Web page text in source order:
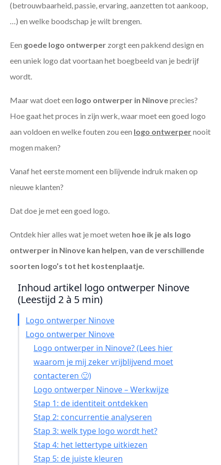
(betrouwbaarheid, passie, ervaring, aanzetten tot aankoop,
…) en welke boodschap je wilt brengen.
Een goede logo ontwerper zorgt een pakkend design en
een uniek logo dat voortaan het boegbeeld van je bedrijf
wordt.
Maar wat doet een logo ontwerper in Ninoveprecies?
Hoe gaat het proces in zijn werk, waar moet een goed logo
aan voldoen en welke fouten zou een logo ontwerpernooit
mogen maken?
Vanaf het eerste moment een blijvende indruk maken op
nieuwe klanten?
Dat doe je met een goed logo.
Ontdek hier alles wat je moet weten hoe ik je als logo
ontwerper in Ninove kan helpen, van de verschillende
soorten logo’s tot het kostenplaatje.
Inhoud artikel logo ontwerper Ninove
(Leestijd 2 à 5 min)
Logo ontwerper Ninove
Logo ontwerper Ninove
Logo ontwerper in Ninove? (Lees hier
waarom je mij zeker vrijblijvend moet
contacteren 🙂)
Logo ontwerper Ninove – Werkwijze
Stap 1: de identiteit ontdekken
Stap 2: concurrentie analyseren
Stap 3: welk type logo wordt het?
Stap 4: het lettertype uitkiezen
Stap 5: de juiste kleuren